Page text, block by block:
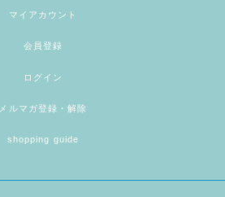
マイアカウント
会員登録
ログイン
メルマガ登録・解除
shopping guide